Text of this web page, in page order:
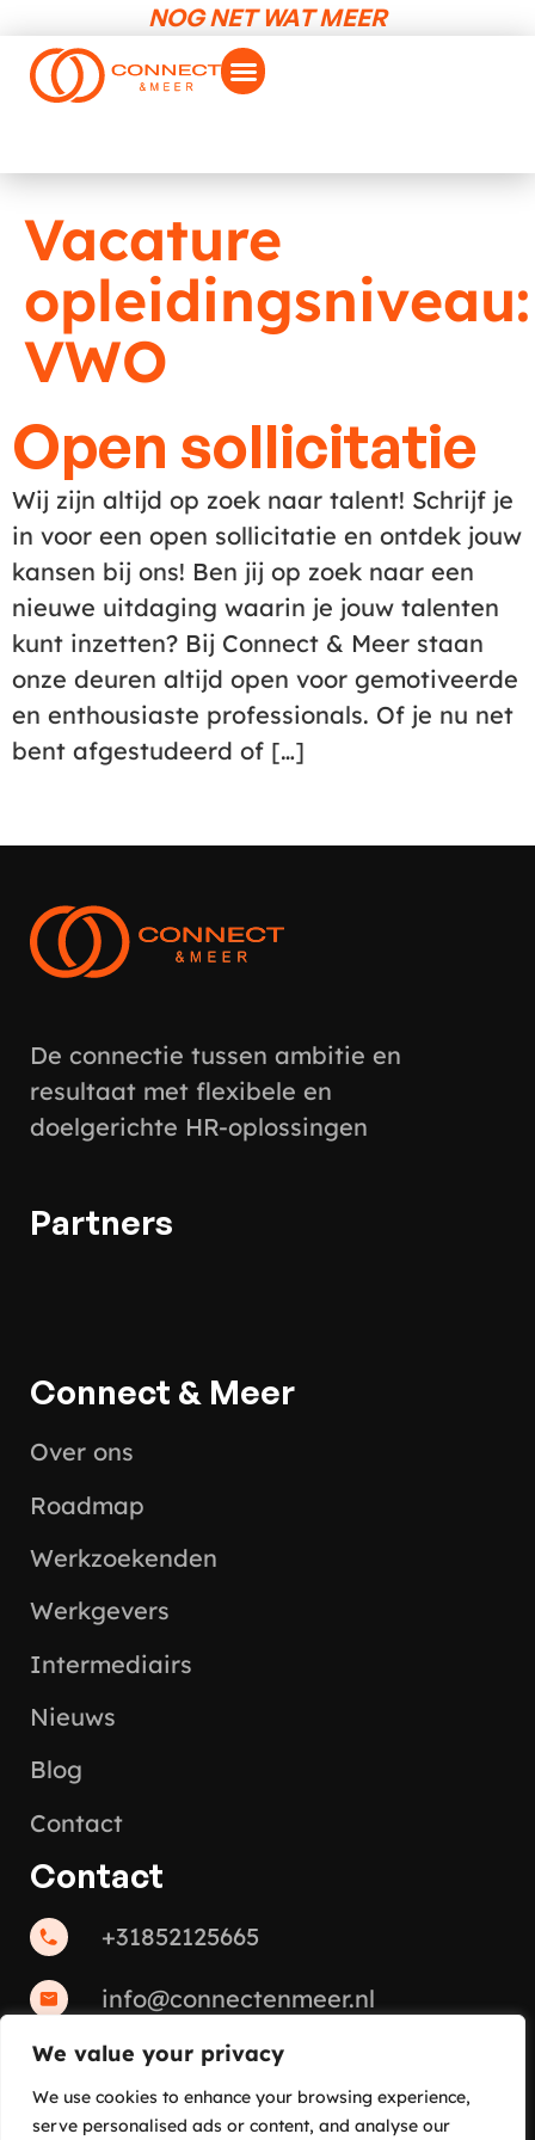
We value your privacy
We use cookies to enhance your browsing experience,
serve personalised ads or content, and analyse our
NOG NET WAT MEER
Vacature
opleidingsniveau:
VWO
Open sollicitatie
Wij zijn altijd op zoek naar talent! Schrijf je
in voor een open sollicitatie en ontdek jouw
kansen bij ons! Ben jij op zoek naar een
nieuwe uitdaging waarin je jouw talenten
kunt inzetten? Bij Connect & Meer staan
onze deuren altijd open voor gemotiveerde
en enthousiaste professionals. Of je nu net
bent afgestudeerd of […]
De connectie tussen ambitie en
resultaat met flexibele en
doelgerichte HR-oplossingen
Partners
Connect & Meer
Over ons
Roadmap
Werkzoekenden
Werkgevers
Intermediairs
Nieuws
Blog
Contact
Contact
+31852125665
info@connectenmeer.nl